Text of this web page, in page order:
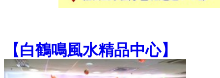
【白鶴鳴風水精品中心】